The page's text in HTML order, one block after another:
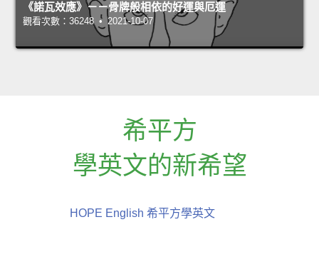
《諾瓦效應》－－骨牌般相依的好運與厄運
觀看次數：36248 • 2021-10-07
希平方
學英文的新希望
HOPE English 希平方學英文